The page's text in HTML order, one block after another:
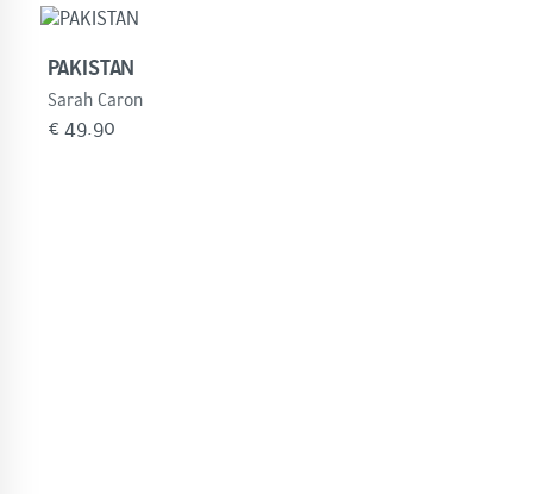
PAKISTAN
Sarah Caron
€ 49.90